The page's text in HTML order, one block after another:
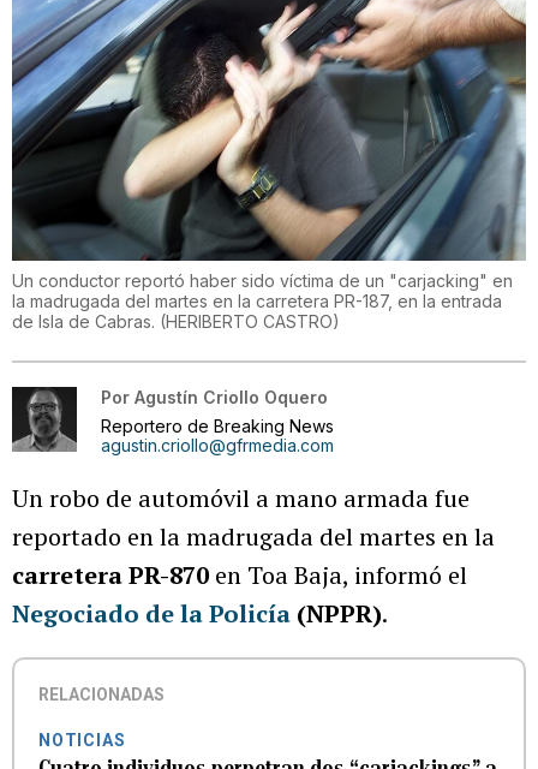
Un conductor reportó haber sido víctima de un "carjacking" en
la madrugada del martes en la carretera PR-187, en la entrada
de Isla de Cabras. (HERIBERTO CASTRO)
Por Agustín Criollo Oquero
Reportero de Breaking News
agustin.criollo@gfrmedia.com
Un robo de automóvil a mano armada fue
reportado en la madrugada del martes en la
carretera PR-870 en Toa Baja, informó el
Negociado de la Policía (NPPR).
RELACIONADAS
NOTICIAS